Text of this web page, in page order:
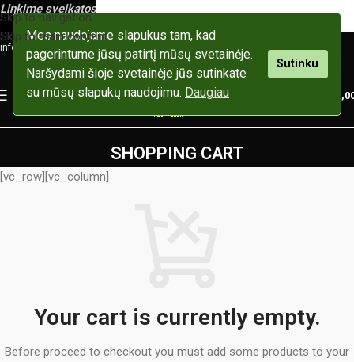
Mes naudojame slapukus tam, kad
pagerintume jūsų patirtį mūsų svetainėje.
Naršydami šioje svetainėje jūs sutinkate
su mūsų slapukų naudojimu. Daugiau
Sutinku
Skip to navigation
Skip to main content
info@kanapesgalia.lt +370 657 86 212
MENU
SHOPPING CART
[vc_row][vc_column]
Your cart is currently empty.
Before proceed to checkout you must add some products to your
Linkime sveikatos